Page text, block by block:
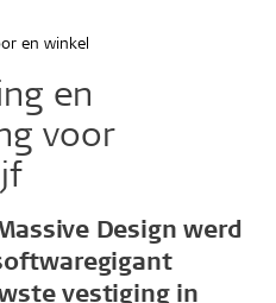
en winkel
en
voor
Design werd
vestiging in